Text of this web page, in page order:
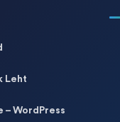
Leht
– WordPress